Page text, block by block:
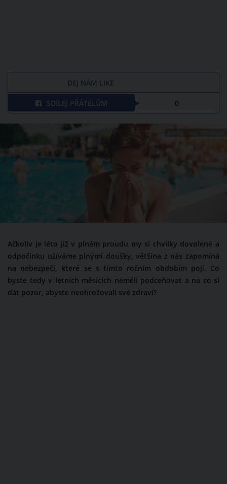
DEJ NÁM LIKE
SDÍLEJ PŘÁTELŮM 0
Ačkoliv je léto již v plném proudu my si chvilky dovolené a
odpočinku užíváme plnými doušky, většina z nás zapomíná
na nebezpečí, které se s tímto ročním obdobím pojí. Co
byste tedy v letních měsících neměli podceňovat a na co si
dát pozor, abyste neohrožovali své zdraví?